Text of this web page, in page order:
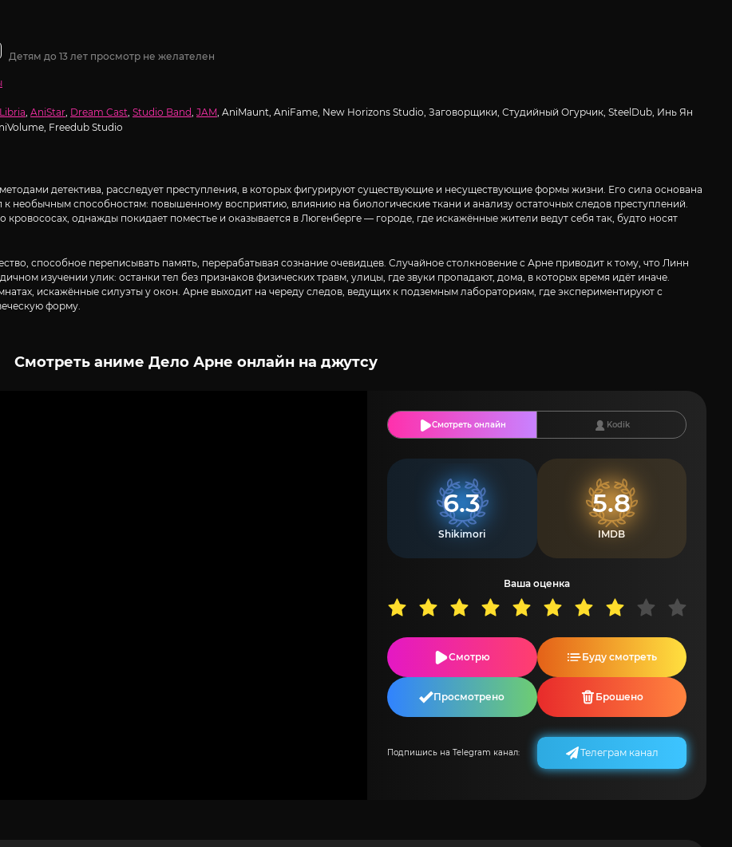
Детям до 13 лет просмотр не желателен
, AniStar, Dream Cast, Studio Band, JAM, AniMaunt, AniFame, New Horizons Studio, Заговорщики, Студийный Огурчик, SteelDub, Инь Ян
Freedub Studio
детектива, расследует преступления, в которых фигурируют существующие и несуществующие формы жизни. Его сила основана
способностям: повышенному восприятию, влиянию на биологические ткани и анализу остаточных следов преступлений.
однажды покидает поместье и оказывается в Люгенберге — городе, где искажённые жители ведут себя так, будто носят
способное переписывать память, перерабатывая сознание очевидцев. Случайное столкновение с Арне приводит к тому, что Линн
изучении улик: останки тел без признаков физических травм, улицы, где звуки пропадают, дома, в которых время идёт иначе.
искажённые силуэты у окон. Арне выходит на череду следов, ведущих к подземным лабораториям, где экспериментируют с
форму.
Смотреть аниме Дело Арне онлайн на джутсу
Смотреть онлайн Kodik
6.3
Shikimori
5.8
IMDB
Ваша оценка
Смотрю Буду смотреть
Просмотрено Брошено
Подпишись на Telegram канал: Телеграм канал